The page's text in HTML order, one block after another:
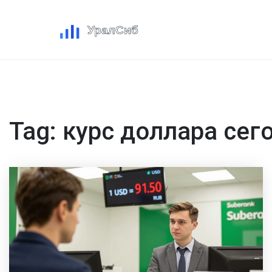
Tag: курс доллара